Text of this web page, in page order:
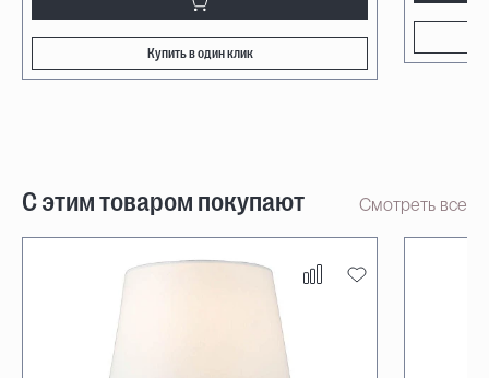
Купить в один клик
С этим товаром покупают Смотреть все